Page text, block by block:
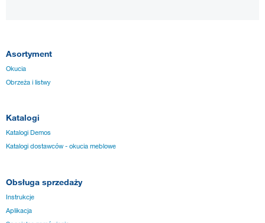
Asortyment
Okucia
Obrzeża i listwy
Katalogi
Katalogi Demos
Katalogi dostawców - okucia meblowe
Obsługa sprzedaży
Instrukcje
Aplikacja